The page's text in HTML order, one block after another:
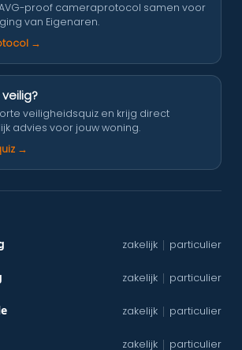
proof cameraprotocol samen voor
van Eigenaren.
→
veiligheidsquiz en krijg direct
advies voor jouw woning.
→
zakelijk | particulier
zakelijk | particulier
zakelijk | particulier
zakelijk | particulier